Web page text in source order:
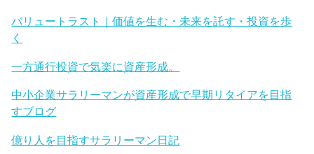
バリュートラスト｜価値を生む・未来を託す・投資を歩
く
一方通行投資で気楽に資産形成。
中小企業サラリーマンが資産形成で早期リタイアを目指
すブログ
億り人を目指すサラリーマン日記